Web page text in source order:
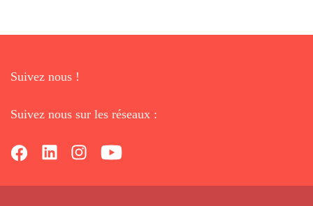
Suivez nous !
Suivez nous sur les réseaux :